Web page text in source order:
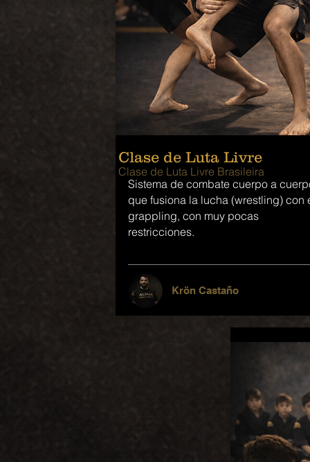
Clase de Luta Livre
Clase de Luta Livre Brasileira
Sistema de combate cuerpo a
que fusiona la lucha (wrestling) con
grappling, con muy pocas
restricciones.
Krön Castaño